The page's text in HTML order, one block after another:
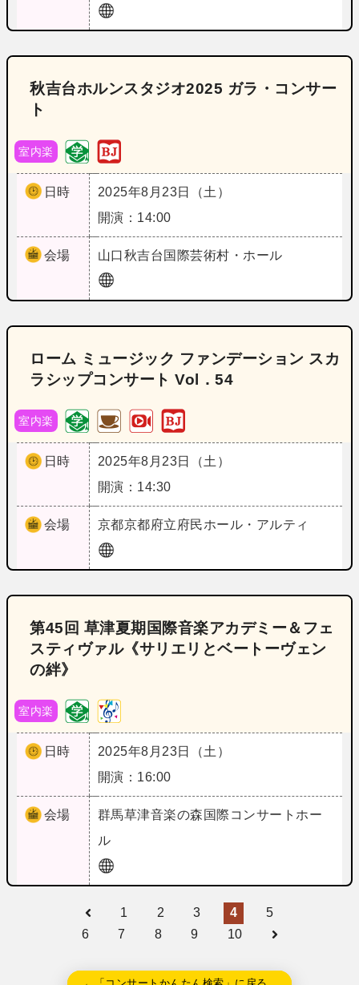
秋吉台ホルンスタジオ2025 ガラ・コンサー
ト
室内楽
日時
2025年8月23日（土）
開演：14:00
会場 山口秋吉台国際芸術村・ホール
ローム ミュージック ファンデーション スカ
ラシップコンサート Vol．54
室内楽
日時
2025年8月23日（土）
開演：14:30
会場 京都京都府立府民ホール・アルティ
第45回 草津夏期国際音楽アカデミー＆フェ
スティヴァル《サリエリとベートーヴェン
の絆》
室内楽
日時
2025年8月23日（土）
開演：16:00
会場 群馬草津音楽の森国際コンサートホー
ル
1 2 3 4
5
6
7 8 9 10